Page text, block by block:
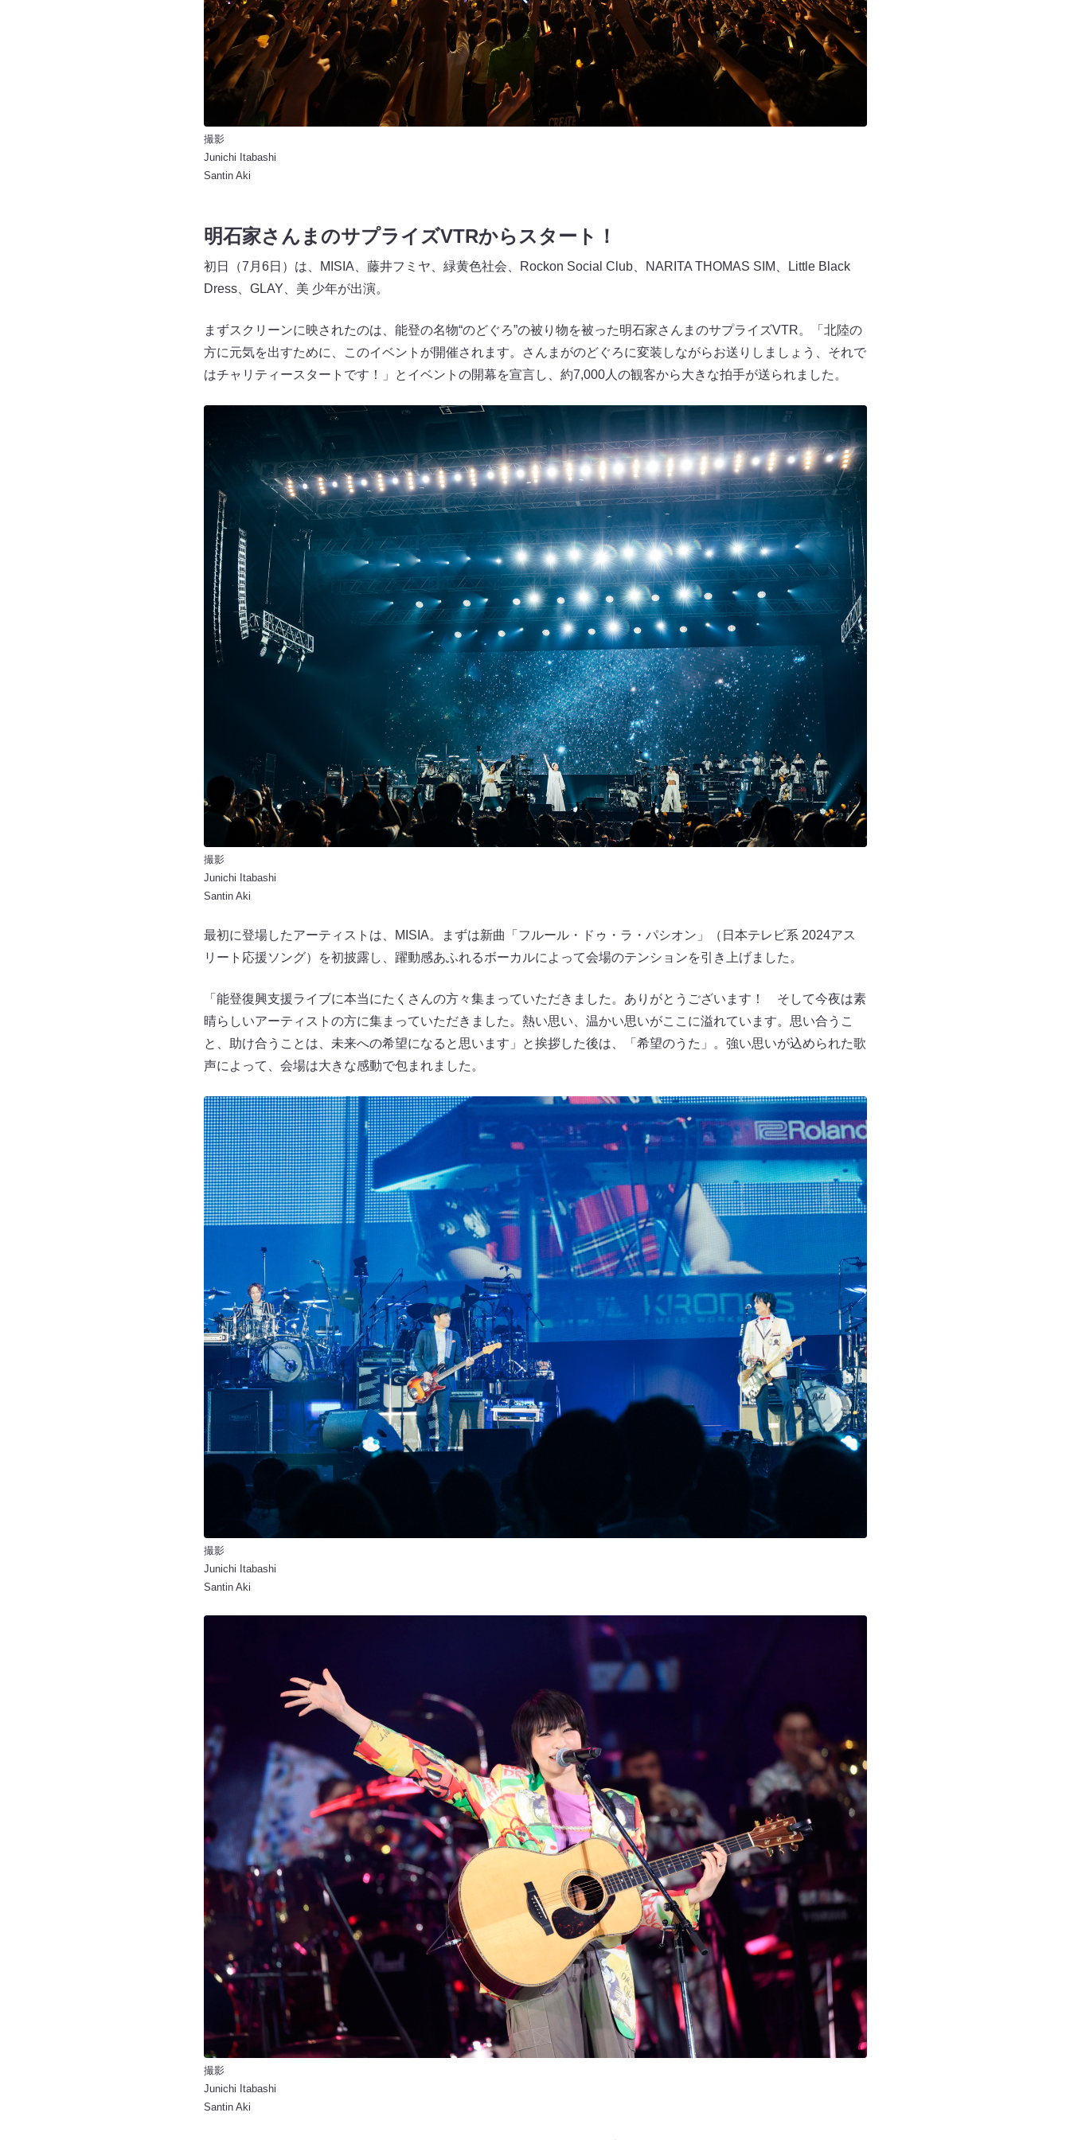
撮影
Junichi Itabashi
Santin Aki
明石家さんまのサプライズVTRからスタート！
初日（7月6日）は、MISIA、藤井フミヤ、緑黄色社会、Rockon Social Club、NARITA THOMAS SIM、Little Black
Dress、GLAY、美 少年が出演。
まずスクリーンに映されたのは、能登の名物“のどぐろ”の被り物を被った明石家さんまのサプライズVTR。「北陸の
方に元気を出すために、このイベントが開催されます。さんまがのどぐろに変装しながらお送りしましょう、それで
はチャリティースタートです！」とイベントの開幕を宣言し、約7,000人の観客から大きな拍手が送られました。
撮影
Junichi Itabashi
Santin Aki
最初に登場したアーティストは、MISIA。まずは新曲「フルール・ドゥ・ラ・パシオン」（日本テレビ系 2024アス
リート応援ソング）を初披露し、躍動感あふれるボーカルによって会場のテンションを引き上げました。
「能登復興支援ライブに本当にたくさんの方々集まっていただきました。ありがとうございます！ そして今夜は素
晴らしいアーティストの方に集まっていただきました。熱い思い、温かい思いがここに溢れています。思い合うこ
と、助け合うことは、未来への希望になると思います」と挨拶した後は、「希望のうた」。強い思いが込められた歌
声によって、会場は大きな感動で包まれました。
撮影
Junichi Itabashi
Santin Aki
撮影
Junichi Itabashi
Santin Aki